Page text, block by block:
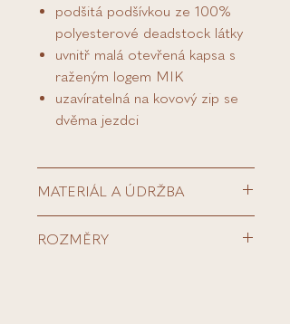
podšitá podšívkou ze 100%
polyesterové deadstock látky
uvnitř malá otevřená kapsa s
raženým logem MIK
uzavíratelná na kovový zip se
dvěma jezdci
MATERIÁL A ÚDRŽBA
italské laminované hovězí kůže
ROZMĚRY